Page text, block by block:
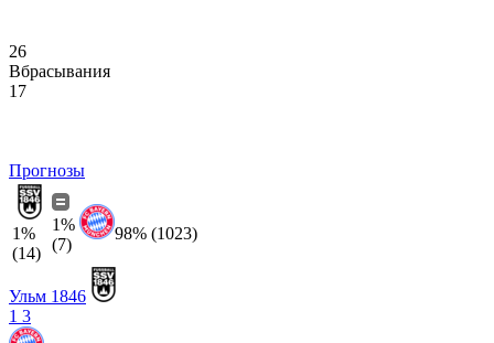
26
Вбрасывания
17
Прогнозы
1%
(14)
1%
(7)
98% (1023)
Ульм 1846
1 3